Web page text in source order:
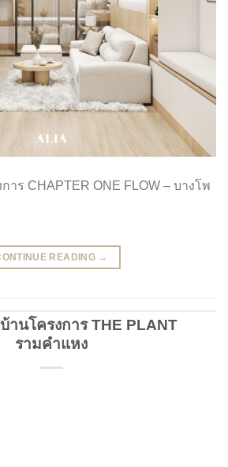
ร CHAPTER ONE FLOW – บางโพ
READING →
านโครงการ THE PLANT
รามคำแหง